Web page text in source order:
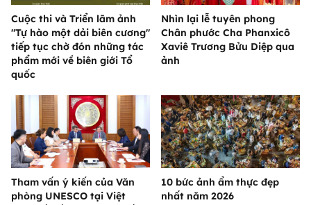
Cuộc thi và Triển lãm ảnh
"Tự hào một dải biên cương"
tiếp tục chờ đón những tác
phẩm mới về biên giới Tổ
quốc
Nhìn lại lễ tuyên phong
Chân phước Cha Phanxicô
Xaviê Trương Bửu Diệp qua
ảnh
Tham vấn ý kiến của Văn
phòng UNESCO tại Việt
10 bức ảnh ẩm thực đẹp
nhất năm 2026